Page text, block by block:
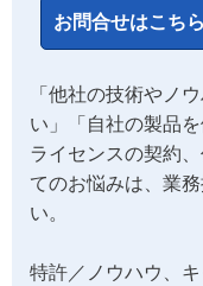
お問合せはこちら
「他社の技術やノ
い」「自社の製品
ライセンスの契約
てのお悩みは、業
い。
特許／ノウハウ、